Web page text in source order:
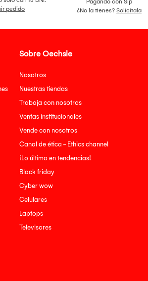
pedido
Pagando con Sip
¿No la tienes? Solicítala
Sobre Oechsle
Nosotros
Nuestras tiendas
Trabaja con nosotros
Ventas institucionales
Vende con nosotros
Canal de ética - Ethics channel
¡Lo último en tendencias!
Black friday
Cyber wow
Celulares
Laptops
Televisores